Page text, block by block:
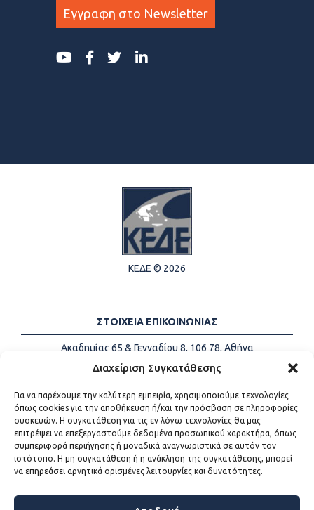
Διαχείριση Συγκατάθεσης
Για να παρέχουμε την καλύτερη εμπειρία, χρησιμοποιούμε τεχνολογίες
όπως cookies για την αποθήκευση ή/και την πρόσβαση σε πληροφορίες
συσκευών. Η συγκατάθεση για τις εν λόγω τεχνολογίες θα μας
επιτρέψει να επεξεργαστούμε δεδομένα προσωπικού χαρακτήρα, όπως
συμπεριφορά περιήγησης ή μοναδικά αναγνωριστικά σε αυτόν τον
ιστότοπο. Η μη συγκατάθεση ή η ανάκληση της συγκατάθεσης, μπορεί
να επηρεάσει αρνητικά ορισμένες λειτουργίες και δυνατότητες.
Εγγραφη στο Newsletter
ΚΕΔΕ © 2026
ΣΤΟΙΧΕΙΑ ΕΠΙΚΟΙΝΩΝΙΑΣ
Ακαδημίας 65 & Γενναδίου 8, 106 78, Αθήνα
Τηλέφωνα:
+30 213-2147500
Email:
info@kede.gr
ΧΡΗΣΙΜΟΙ ΣΥΝΔΕΣΜΟΙ
Η ΚΕΔΕ
Sitemap